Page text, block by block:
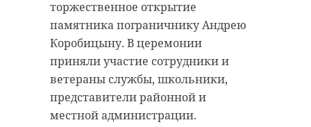
торжественное открытие
памятника пограничнику Андрею
Коробицыну. В церемонии
приняли участие сотрудники и
ветераны службы, школьники,
представители районной и
местной администрации.